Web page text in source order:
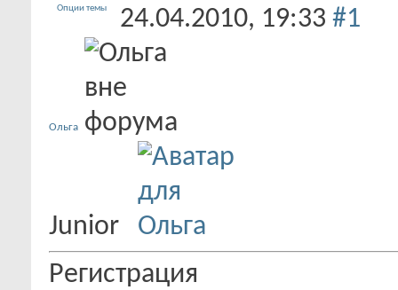
Опции темы 24.04.2010, 19:33 #1
Ольга
Junior
Регистрация